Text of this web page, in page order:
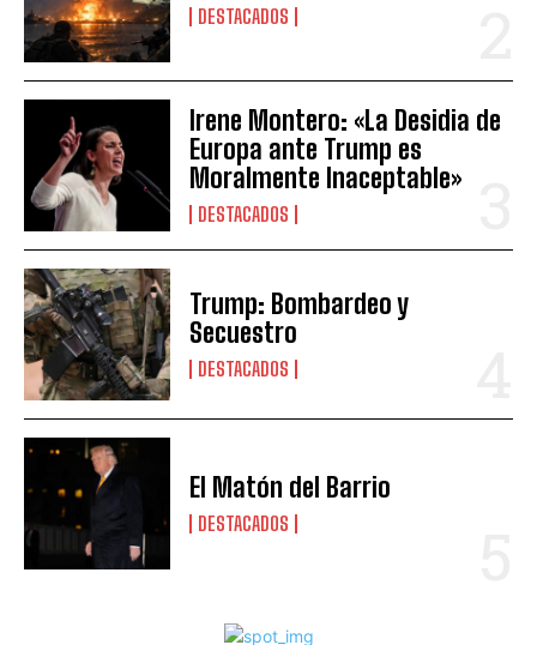
DESTACADOS
Irene Montero: «La Desidia de
Europa ante Trump es
Moralmente Inaceptable»
DESTACADOS
Trump: Bombardeo y
Secuestro
DESTACADOS
El Matón del Barrio
DESTACADOS